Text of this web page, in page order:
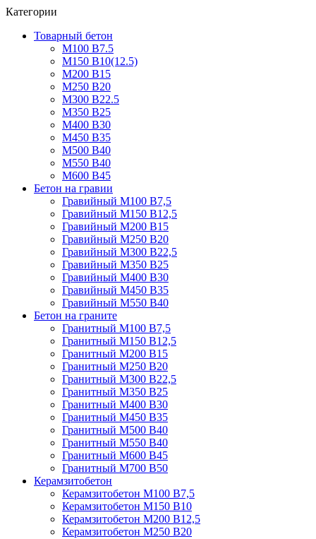
Категории
Товарный бетон
М100 В7.5
М150 В10(12.5)
М200 В15
М250 В20
М300 В22.5
М350 В25
М400 В30
М450 В35
М500 В40
М550 В40
М600 В45
Бетон на гравии
Гравийный М100 В7,5
Гравийный М150 В12,5
Гравийный М200 В15
Гравийный М250 В20
Гравийный М300 В22,5
Гравийный М350 В25
Гравийный М400 В30
Гравийный М450 В35
Гравийный М550 В40
Бетон на граните
Гранитный М100 В7,5
Гранитный М150 В12,5
Гранитный М200 В15
Гранитный М250 В20
Гранитный М300 В22,5
Гранитный М350 В25
Гранитный М400 В30
Гранитный М450 В35
Гранитный М500 В40
Гранитный М550 В40
Гранитный М600 В45
Гранитный М700 В50
Керамзитобетон
Керамзитобетон М100 В7,5
Керамзитобетон М150 В10
Керамзитобетон М200 В12,5
Керамзитобетон М250 В20